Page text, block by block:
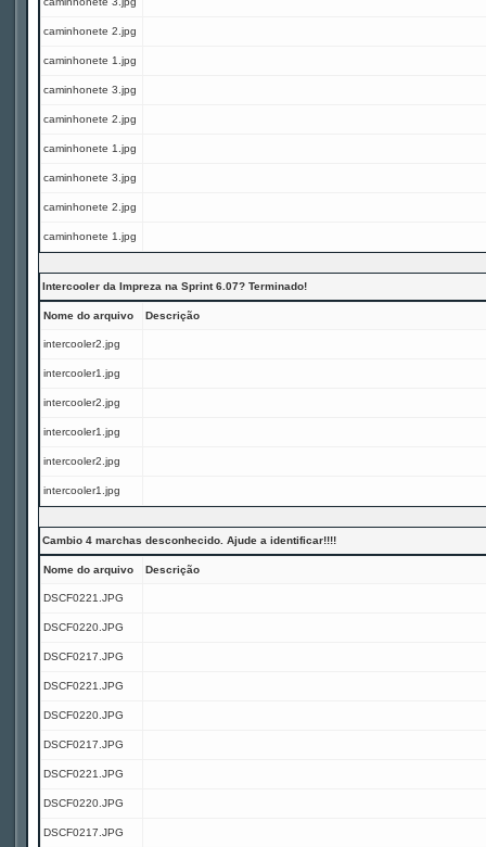
caminhonete 2.jpg
caminhonete 1.jpg
caminhonete 3.jpg
caminhonete 2.jpg
caminhonete 1.jpg
caminhonete 3.jpg
caminhonete 2.jpg
caminhonete 1.jpg
Intercooler da Impreza na Sprint 6.07? Terminado!
Nome do arquivo Descrição
intercooler2.jpg
intercooler1.jpg
intercooler2.jpg
intercooler1.jpg
intercooler2.jpg
intercooler1.jpg
Cambio 4 marchas desconhecido. Ajude a identificar!!!!
Nome do arquivo Descrição
DSCF0221.JPG
DSCF0220.JPG
DSCF0217.JPG
DSCF0221.JPG
DSCF0220.JPG
DSCF0217.JPG
DSCF0221.JPG
DSCF0220.JPG
DSCF0217.JPG